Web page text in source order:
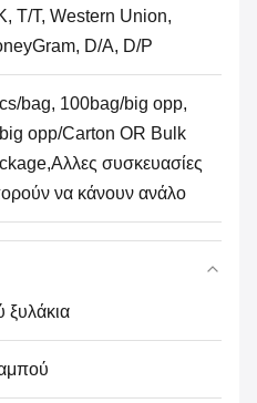
Τ/Τ, Western Union,
D/A, D/P
bag, 100bag/big opp,
opp/Carton OR Bulk
συσκευασίες
να κάνουν ανάλο